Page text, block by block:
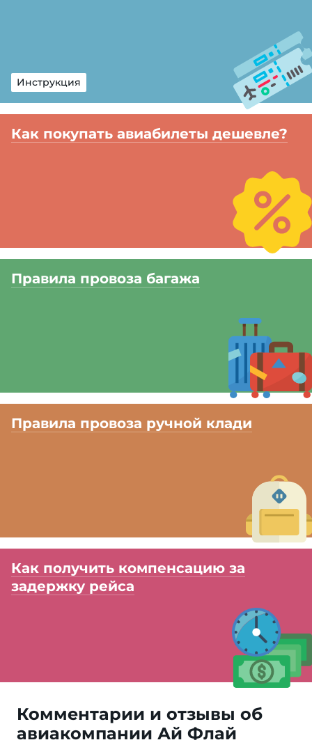
Инструкция
Как покупать авиабилеты дешевле?
Правила провоза багажа
Правила провоза ручной клади
Как получить компенсацию за
задержку рейса
Комментарии и отзывы об
авиакомпании Ай Флай